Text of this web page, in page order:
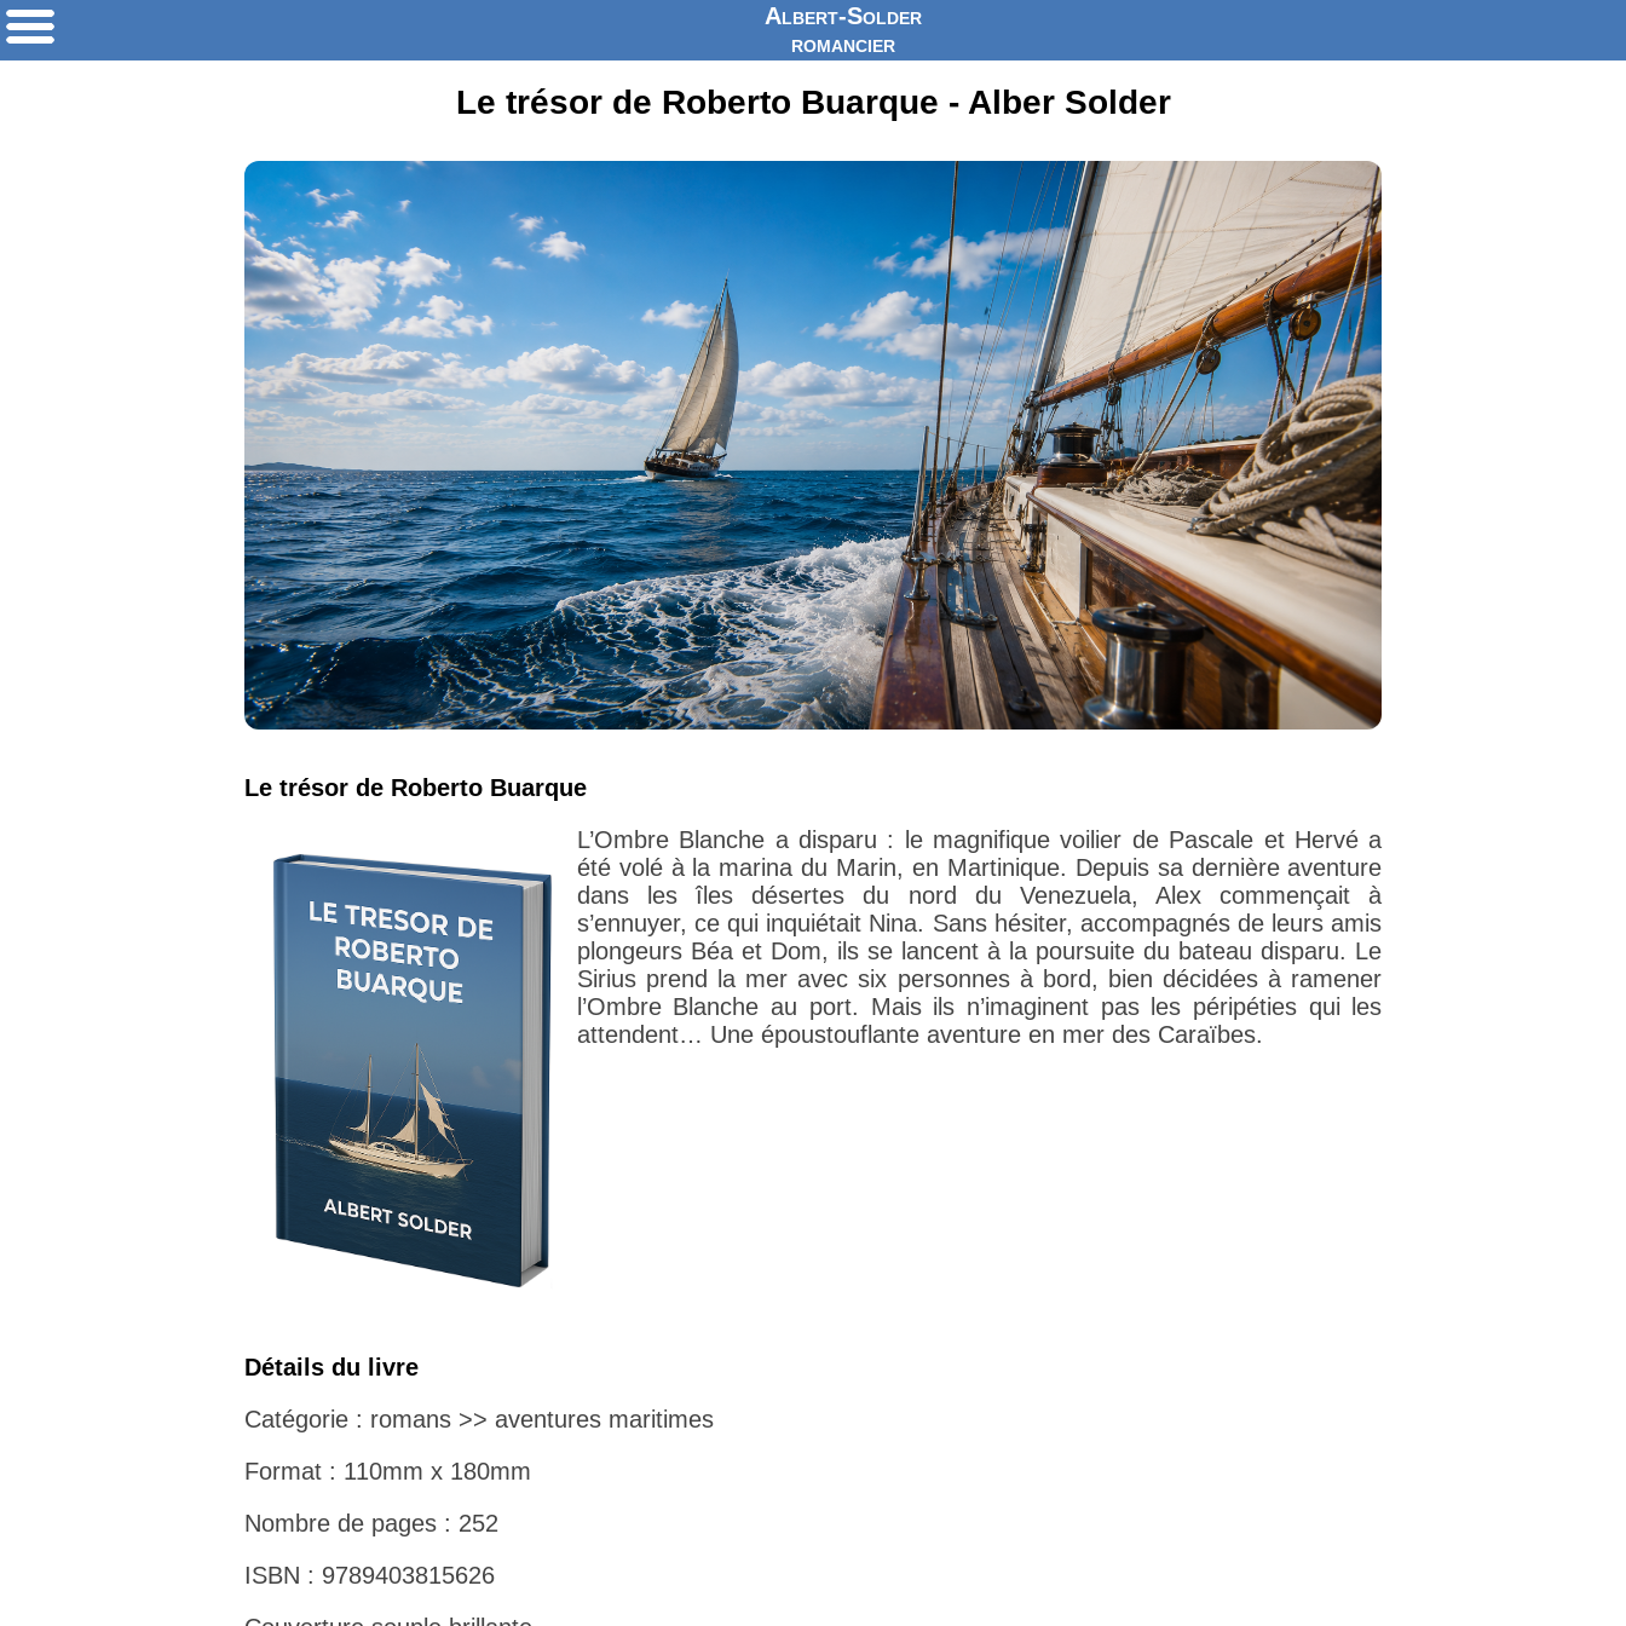
Albert-Solder
romancier
Le trésor de Roberto Buarque - Alber Solder
Le trésor de Roberto Buarque
L’Ombre Blanche a disparu : le magnifique voilier de Pascale et Hervé a
été volé à la marina du Marin, en Martinique. Depuis sa dernière aventure
dans les îles désertes du nord du Venezuela, Alex commençait à
s’ennuyer, ce qui inquiétait Nina. Sans hésiter, accompagnés de leurs amis
plongeurs Béa et Dom, ils se lancent à la poursuite du bateau disparu. Le
Sirius prend la mer avec six personnes à bord, bien décidées à ramener
l’Ombre Blanche au port. Mais ils n’imaginent pas les péripéties qui les
attendent… Une époustouflante aventure en mer des Caraïbes.
Détails du livre
Catégorie : romans >> aventures maritimes
Format : 110mm x 180mm
Nombre de pages : 252
ISBN : 9789403815626